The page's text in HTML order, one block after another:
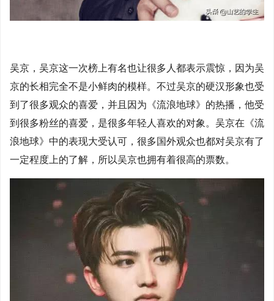
吴京，吴京这一次榜上有名也让很多人都表示震惊，因为吴
京的长相完全不是小鲜肉的模样。不过吴京的硬汉形象也受
到了很多观众的喜爱，并且因为《流浪地球》的热播，他受
到很多粉丝的喜爱，是很多年轻人喜欢的对象。吴京在《流
浪地球》中的表现大受认可，很多国外观众也都对吴京有了
一定程度上的了解，所以吴京也拥有着很高的票数。